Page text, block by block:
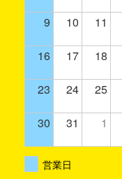
9 10 11
16 17 18
23 24 25
30 31 1
営業日